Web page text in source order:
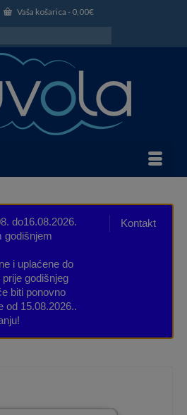
Vaša košarica - 0,00€
Kontakt
do16.08.2026.
godišnjem
i uplaćene do
godišnjeg
biti ponovno
od 15.08.2026..